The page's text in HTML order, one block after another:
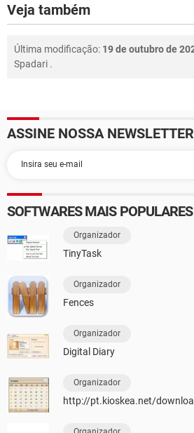
Veja também
Última modificação: 19 de outubro de
Spadari .
ASSINE NOSSA
SOFTWARES MAIS POPULARES
Organizador
TinyTask
Organizador
Fences
Organizador
Digital Diary
Organizador
http://pt.kioskea.net/